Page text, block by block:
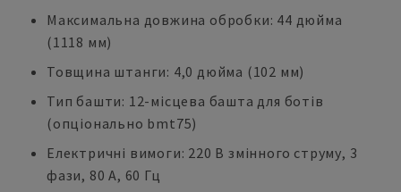
Максимальна довжина обробки: 44 дюйма
(1118 мм)
Товщина штанги: 4,0 дюйма (102 мм)
Тип башти: 12-місцева башта для ботів
(опціонально bmt75)
Електричні вимоги: 220 В змінного струму, 3
фази, 80 А, 60 Гц